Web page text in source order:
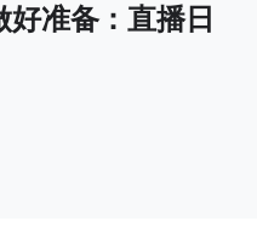
准备：直播日